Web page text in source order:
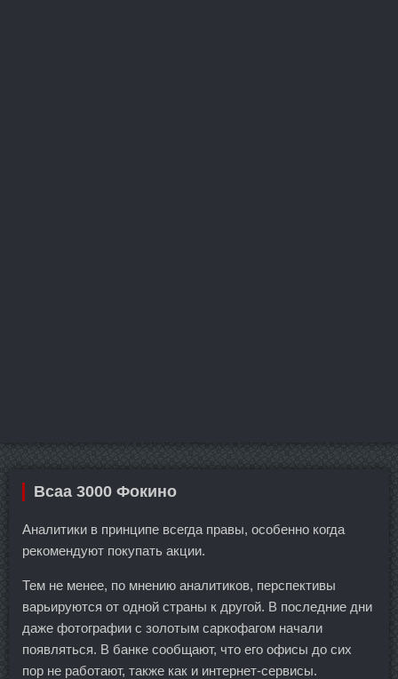
Bcaa 3000 Фокино
Аналитики в принципе всегда правы, особенно когда
рекомендуют покупать акции.
Тем не менее, по мнению аналитиков, перспективы
варьируются от одной страны к другой. В последние дни
даже фотографии с золотым саркофагом начали
появляться. В банке сообщают, что его офисы до сих
пор не работают, также как и интернет-сервисы.